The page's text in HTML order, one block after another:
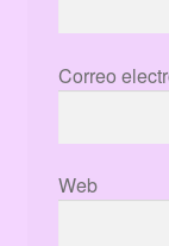
Correo
Web